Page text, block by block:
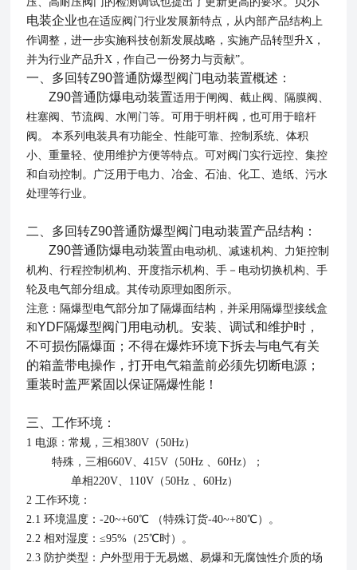
电装企业也在适应阀门行业发展新特点，从内部产品结构上
作调整，进一步实施科技创新发展战略，实施产品转型升X，
并为行业产品升X，作自己一份努力与贡献”。
一、 多回转Z90普通防爆型阀门电动装置概述：
Z90普通防爆电动装置适用于闸阀、截止阀、隔膜阀、
柱塞阀、节流阀、水闸门等。可用于明杆阀，也可用于暗杆
阀。
本系列电装具有功能全、性能可靠、控制系统、体积
小、重量轻、使用维护方便等特点。可对阀门实行远控、集控
和自动控制。广泛用于电力、冶金、石油、化工、造纸、污水
处理等行业。
二、 多回转Z90普通防爆型阀门电动装置产品结构：
Z90普通防爆电动装置由电动机、减速机构、力矩控制
机构、行程控制机构、开度指示机构、手－电动切换机构、手
轮及电气部分组成。其传动原理如图所示。
注意：隔爆型电气部分加了隔爆面结构，并采用隔爆型接线盒
和YDF隔爆型阀门用电动机。安装、调试和维护时，
不可损伤隔爆面；不得在爆炸环境下拆去与电气有关
的箱盖带电操作，打开电气箱盖前必须先切断电源；
重装时盖严紧固以保证隔爆性能！
三、 工作环境：
1 电源：常规，三相380V（50Hz）
特殊，三相660V、415V（50Hz 、60Hz）；
单相220V、110V（50Hz 、60Hz）
2 工作环境：
2.1 环境温度：-20~+60℃ （特殊订货-40~+80℃）。
2.2 相对湿度：≤95%（25℃时）。
2.3 防护类型：户外型用于无易燃、易爆和无腐蚀性介质的场